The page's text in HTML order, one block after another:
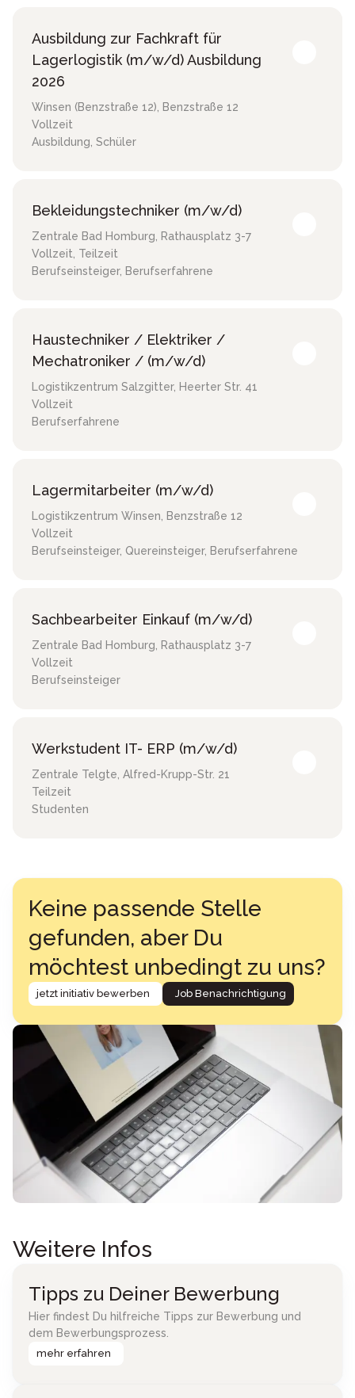
Ausbildung zur Fachkraft für
Lagerlogistik (m/w/d) Ausbildung
2026
Winsen (Benzstraße 12), Benzstraße 12
Vollzeit
Ausbildung, Schüler
Bekleidungstechniker (m/w/d)
Zentrale Bad Homburg, Rathausplatz 3-7
Vollzeit, Teilzeit
Berufseinsteiger, Berufserfahrene
Haustechniker / Elektriker /
Mechatroniker / (m/w/d)
Logistikzentrum Salzgitter, Heerter Str. 41
Vollzeit
Berufserfahrene
Lagermitarbeiter (m/w/d)
Logistikzentrum Winsen, Benzstraße 12
Vollzeit
Berufseinsteiger, Quereinsteiger, Berufserfahrene
Sachbearbeiter Einkauf (m/w/d)
Zentrale Bad Homburg, Rathausplatz 3-7
Vollzeit
Berufseinsteiger
Werkstudent IT- ERP (m/w/d)
Zentrale Telgte, Alfred-Krupp-Str. 21
Teilzeit
Studenten
Keine passende Stelle
gefunden, aber Du
möchtest unbedingt zu uns?
jetzt initiativ bewerben Job Benachrichtigung
Weitere Infos
Tipps zu Deiner Bewerbung
Hier findest Du hilfreiche Tipps zur Bewerbung und
dem Bewerbungsprozess.
mehr erfahren